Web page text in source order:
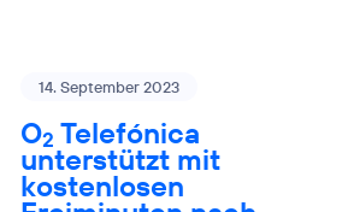
14. September 2023
O2 Telefónica
unterstützt mit
kostenlosen